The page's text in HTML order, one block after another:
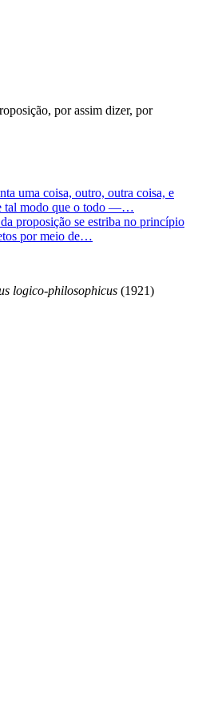
por assim dizer, por
uma coisa, outro, outra coisa, e
tal modo que o todo —…
proposição se estriba no princípio
por meio de…
logico-philosophicus (1921)